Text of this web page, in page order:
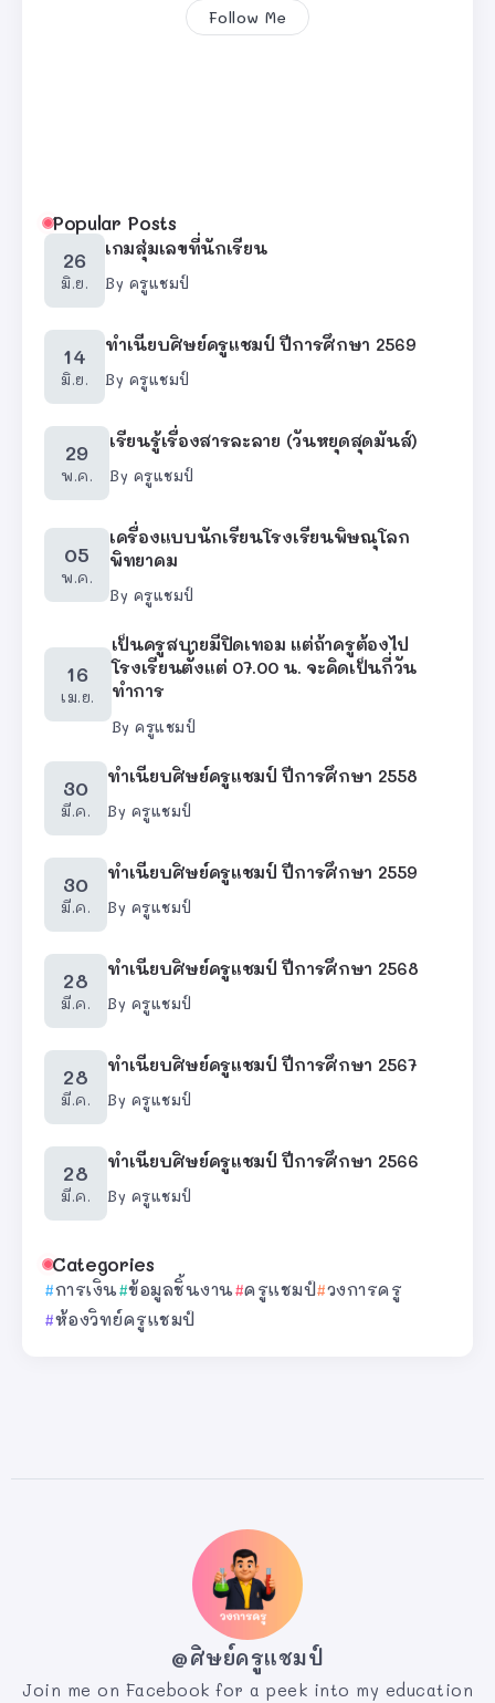
Follow Me
Popular Posts
26
มิ.ย.
เกมสุ่มเลขที่นักเรียน
By ครูแชมป์
14
มิ.ย.
ทำเนียบศิษย์ครูแชมป์ ปีการศึกษา 2569
By ครูแชมป์
29
พ.ค.
เรียนรู้เรื่องสารละลาย (วันหยุดสุดมันส์)
By ครูแชมป์
05
พ.ค.
เครื่องแบบนักเรียนโรงเรียนพิษณุโลก
พิทยาคม
By ครูแชมป์
16
เม.ย.
เป็นครูสบายมีปิดเทอม แต่ถ้าครูต้องไป
โรงเรียนตั้งแต่ 07.00 น. จะคิดเป็นกี่วัน
ทำการ
By ครูแชมป์
30
มี.ค.
ทำเนียบศิษย์ครูแชมป์ ปีการศึกษา 2558
By ครูแชมป์
30
มี.ค.
ทำเนียบศิษย์ครูแชมป์ ปีการศึกษา 2559
By ครูแชมป์
28
มี.ค.
ทำเนียบศิษย์ครูแชมป์ ปีการศึกษา 2568
By ครูแชมป์
28
มี.ค.
ทำเนียบศิษย์ครูแชมป์ ปีการศึกษา 2567
By ครูแชมป์
28
มี.ค.
ทำเนียบศิษย์ครูแชมป์ ปีการศึกษา 2566
By ครูแชมป์
Categories
การเงิน ข้อมูลชิ้นงาน ครูแชมป์ วงการครู
ห้องวิทย์ครูแชมป์
@ศิษย์ครูแชมป์
Join me on Facebook for a peek into my education